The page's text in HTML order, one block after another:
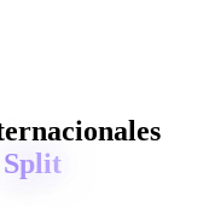
Split